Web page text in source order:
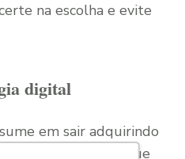
na escolha e evite
digital
em sair adquirindo
digitais que